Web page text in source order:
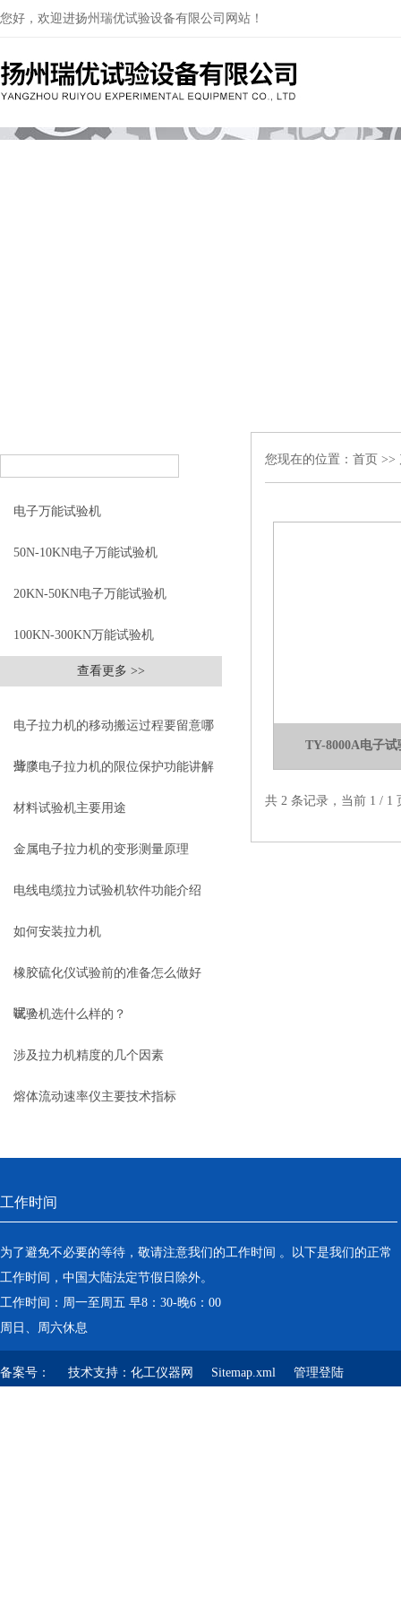
您好，欢迎进扬州瑞优试验设备有限公司网站！
电子万能试验机
50N-10KN电子万能试验机
20KN-50KN电子万能试验机
100KN-300KN万能试验机
查看更多 >>
电子拉力机的移动搬运过程要留意哪
些？
薄膜电子拉力机的限位保护功能讲解
材料试验机主要用途
金属电子拉力机的变形测量原理
电线电缆拉力试验机软件功能介绍
如何安装拉力机
橡胶硫化仪试验前的准备怎么做好
呢？
试验机选什么样的？
涉及拉力机精度的几个因素
熔体流动速率仪主要技术指标
您现在的位置： 首页 >>
TY-8000A电子
共 2 条记录，当前 1 /
工作时间
为了避免不必要的等待，敬请注意我们的工作时间 。以下是我们的正常
工作时间，中国大陆法定节假日除外。
工作时间：周一至周五 早8：30-晚6：00
周日、周六休息
备案号： 技术支持： 化工仪器网 Sitemap.xml 管理登陆